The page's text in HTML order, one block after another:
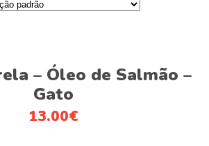
Ver opções
product
has
– Óleo de Salmão –
Gato
13.00€